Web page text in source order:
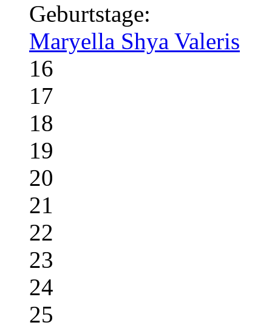
Geburtstage:
Maryella Shya Valeris
16
17
18
19
20
21
22
23
24
25